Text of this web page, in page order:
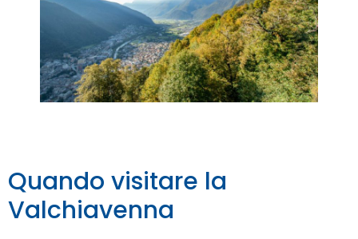
Quando visitare la
Valchiavenna